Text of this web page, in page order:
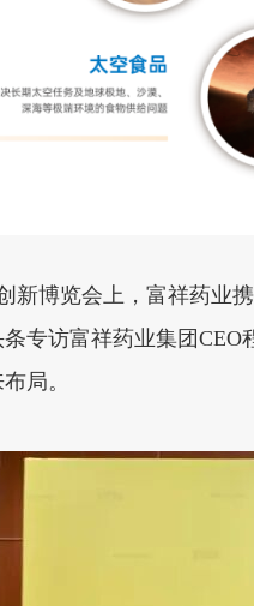
新博览会上，富祥药业
专访富祥药业集团
局。